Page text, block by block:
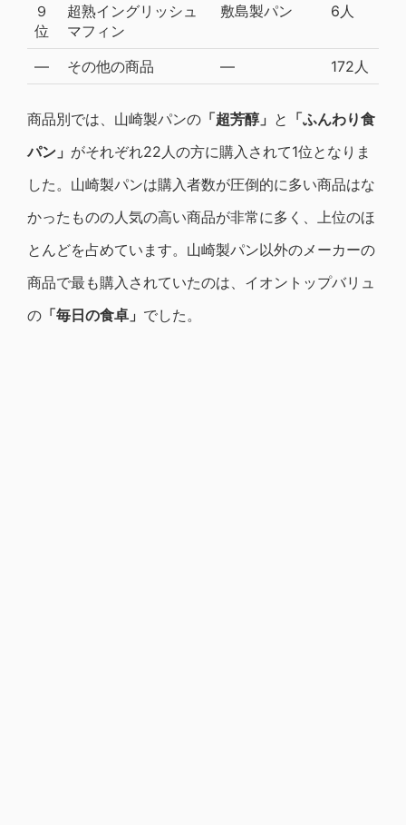
９
位
超熟イングリッシュ
マフィン
敷島製パン 6人
― その他の商品 ― 172人
商品別では、山崎製パンの 「超芳醇」 と 「ふんわり食
パン」 がそれぞれ22人の方に購入されて1位となりま
した。山崎製パンは購入者数が圧倒的に多い商品はな
かったものの人気の高い商品が非常に多く、上位のほ
とんどを占めています。山崎製パン以外のメーカーの
商品で最も購入されていたのは、イオントップバリュ
の 「毎日の食卓」 でした。